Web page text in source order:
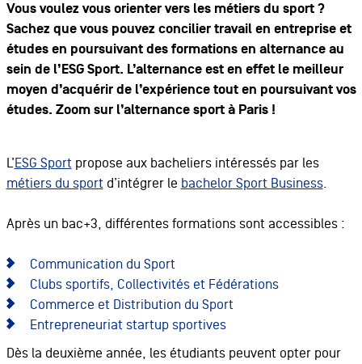
Vous voulez vous orienter vers les métiers du sport ?
Sachez que vous pouvez concilier travail en entreprise et
études en poursuivant des formations en alternance au
sein de l’ESG Sport. L’alternance est en effet le meilleur
moyen d’acquérir de l’expérience tout en poursuivant vos
études. Zoom sur l’alternance sport à Paris !
L’ESG Sportpropose aux bacheliers intéressés par les
métiers du sportd’intégrer le bachelor Sport Business.
Après un bac+3, différentes formations sont accessibles :
Communication du Sport
Clubs sportifs, Collectivités et Fédérations
Commerce et Distribution du Sport
Entrepreneuriat startup sportives
Dès la deuxième année, les étudiants peuvent opter pour